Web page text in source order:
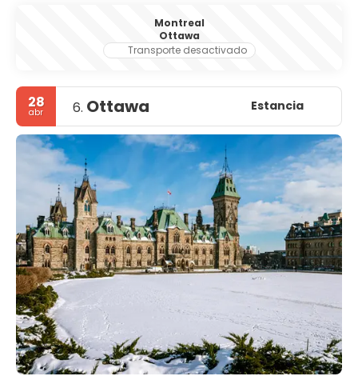
Montreal
Ottawa
Transporte desactivado
28
abr 6. Ottawa Estancia